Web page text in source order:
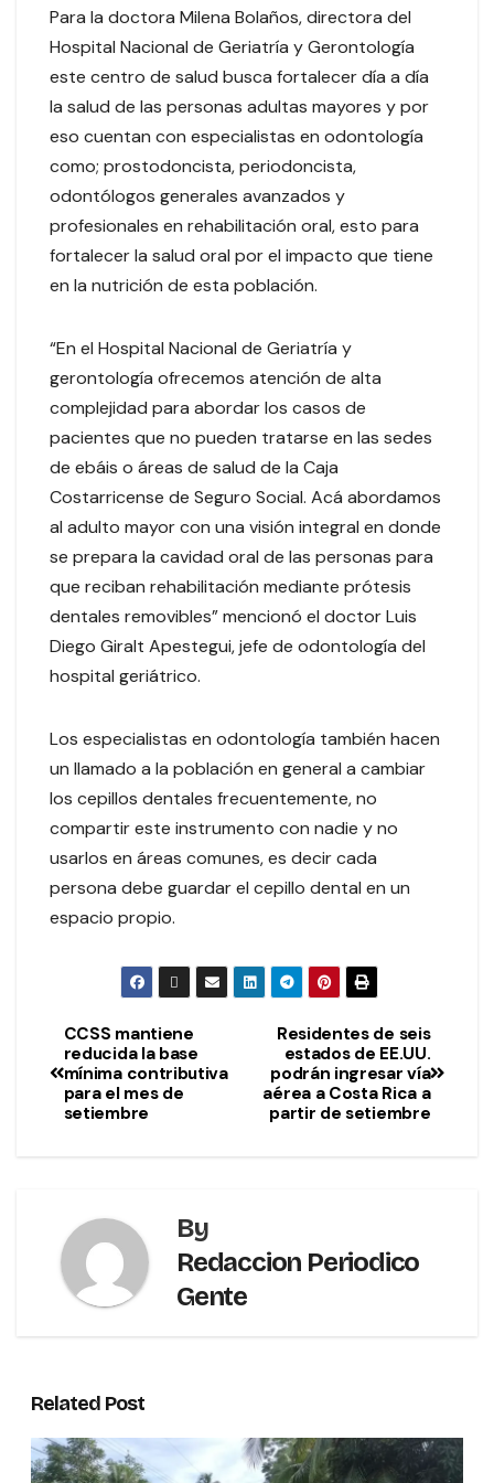
Para la doctora Milena Bolaños, directora del
Hospital Nacional de Geriatría y Gerontología
este centro de salud busca fortalecer día a día
la salud de las personas adultas mayores y por
eso cuentan con especialistas en odontología
como; prostodoncista, periodoncista,
odontólogos generales avanzados y
profesionales en rehabilitación oral, esto para
fortalecer la salud oral por el impacto que tiene
en la nutrición de esta población.
“En el Hospital Nacional de Geriatría y
gerontología ofrecemos atención de alta
complejidad para abordar los casos de
pacientes que no pueden tratarse en las sedes
de ebáis o áreas de salud de la Caja
Costarricense de Seguro Social. Acá abordamos
al adulto mayor con una visión integral en donde
se prepara la cavidad oral de las personas para
que reciban rehabilitación mediante prótesis
dentales removibles” mencionó el doctor Luis
Diego Giralt Apestegui, jefe de odontología del
hospital geriátrico.
Los especialistas en odontología también hacen
un llamado a la población en general a cambiar
los cepillos dentales frecuentemente, no
compartir este instrumento con nadie y no
usarlos en áreas comunes, es decir cada
persona debe guardar el cepillo dental en un
espacio propio.
Residentes de seis
estados de EE.UU.
podrán ingresar vía
aérea a Costa Rica a
partir de setiembre
CCSS mantiene
reducida la base
mínima contributiva
para el mes de
setiembre
By
Redaccion Periodico
Gente
Related Post